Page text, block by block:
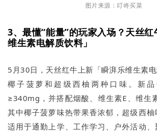
图片来源：叮咚买菜
3、最懂“能量”的玩家入场？天丝
维生素电解质饮料」
5月30日，天丝红牛上新「瞬湃乐维生素
椰子菠萝和超级西柚两种口味。新
≥340mg，并搭配烟酸、维生素E、维生
其中椰子菠萝味热带果香浓郁，超级西柚
适用于通勤上学、工作学习、户外活动